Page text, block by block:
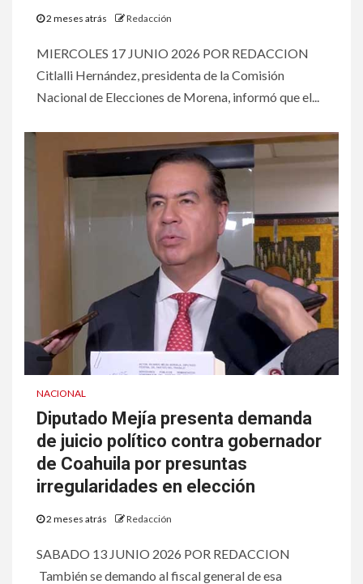
2 meses atrás Redacción
MIERCOLES 17 JUNIO 2026 POR REDACCION
Citlalli Hernández, presidenta de la Comisión
Nacional de Elecciones de Morena, informó que el...
NACIONAL
Diputado Mejía presenta demanda
de juicio político contra gobernador
de Coahuila por presuntas
irregularidades en elección
2 meses atrás Redacción
SABADO 13 JUNIO 2026 POR REDACCION
También se demando al fiscal general de esa